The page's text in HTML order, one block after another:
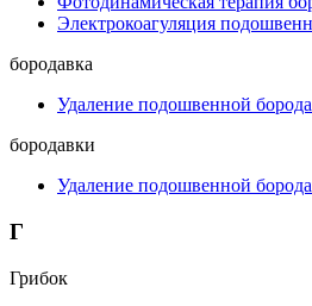
Электрокоагуляция
бородавка
Удаление подошвенной
бородавки
Удаление подошвенной
Г
Грибок